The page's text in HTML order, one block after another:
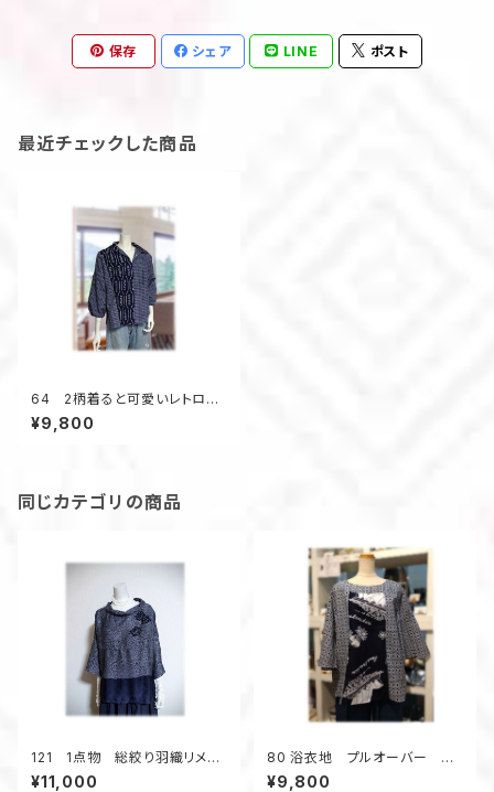
保存 シェア LINE ポスト
最近チェックした商品
64 2柄着ると可愛いレトロ可
愛い抜き衿プルオーバーシャツ
（紺）
¥9,800
同じカテゴリの商品
121 1点物 総絞り羽織リメイ
ク プルオーバーブラウス ３シ
¥11,000
80 浴衣地 プルオーバー コ
アラ柄 オーストラリア オペラ
¥9,800